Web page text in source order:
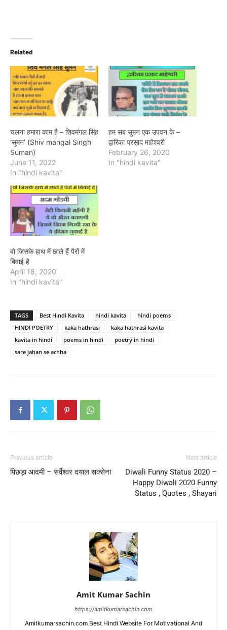
Related
चलना हमारा काम है – शिवमंगल सिंह
‘सुमन’ (Shiv mangal Singh
Suman)
June 11, 2022
In "hindi kavita"
हम सब सुमन एक उपवन के –
द्वारिका प्रसाद माहेश्वरी
February 26, 2020
In "hindi kavita"
वो जिसके हाथ में छाले हैं पैरों में
बिवाई है
April 18, 2020
In "hindi kavita"
TAGS Best Hindi Kavita hindi kavita
hindi poems
HINDI POETRY
kaka hathrasi
kaka hathrasi kavita
kavita in hindi
poems in hindi
poetry in hindi
sare jahan se achha
Previous article
पिछड़ा आदमी – सर्वेश्वर दयाल सक्सेना
Next article
Diwali Funny Status 2020 –
Happy Diwali 2020 Funny
Status , Quotes , Shayari
Amit Kumar Sachin
https://amitkumarsachin.com
Amitkumarsachin.com Best Hindi Website For Motivational And